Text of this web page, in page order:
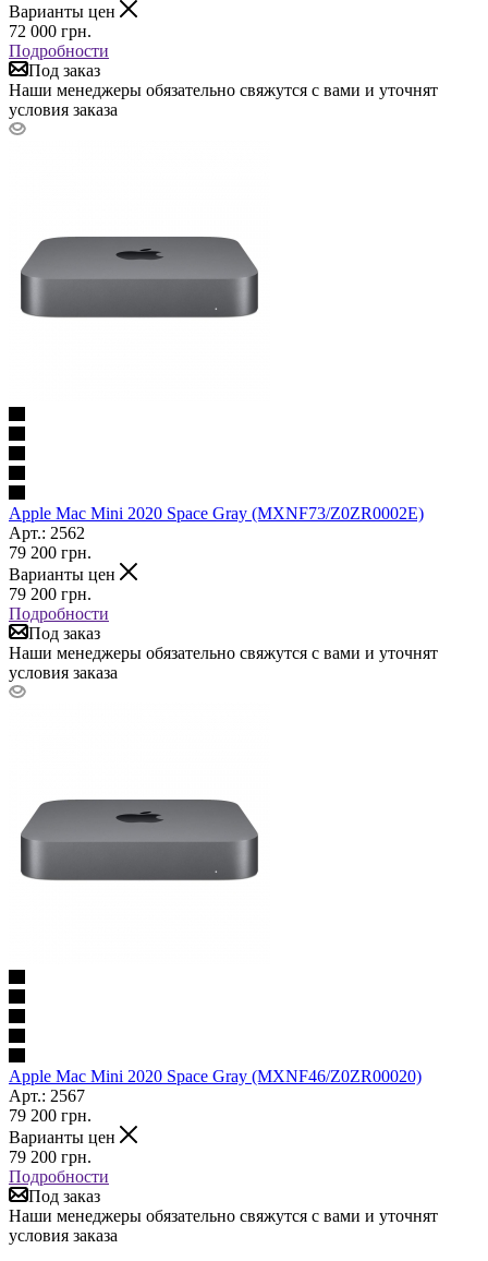
Варианты цен
72 000 грн.
Подробности
Под заказ
Наши менеджеры обязательно свяжутся с вами и уточнят
условия заказа
Apple Mac Mini 2020 Space Gray (MXNF73/Z0ZR0002E)
Арт.: 2562
79 200 грн.
Варианты цен
79 200 грн.
Подробности
Под заказ
Наши менеджеры обязательно свяжутся с вами и уточнят
условия заказа
Apple Mac Mini 2020 Space Gray (MXNF46/Z0ZR00020)
Арт.: 2567
79 200 грн.
Варианты цен
79 200 грн.
Подробности
Под заказ
Наши менеджеры обязательно свяжутся с вами и уточнят
условия заказа